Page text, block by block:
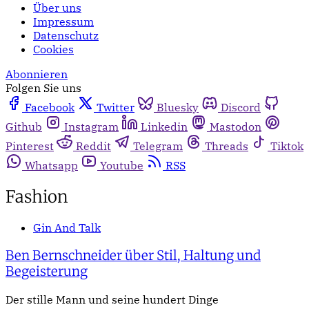
Über uns
Impressum
Datenschutz
Cookies
Abonnieren
Folgen Sie uns
Facebook
Twitter Bluesky
Discord
Github
Instagram Linkedin
Mastodon
Pinterest
Reddit Telegram Threads
Tiktok
Whatsapp
Youtube RSS
Fashion
Gin And Talk
Ben Bernschneider über Stil, Haltung und
Begeisterung
Der stille Mann und seine hundert Dinge